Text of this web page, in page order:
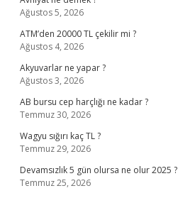
Ağustos 5, 2026
ATM’den 20000 TL çekilir mi ?
Ağustos 4, 2026
Akyuvarlar ne yapar ?
Ağustos 3, 2026
AB bursu cep harçlığı ne kadar ?
Temmuz 30, 2026
Wagyu sığırı kaç TL ?
Temmuz 29, 2026
Devamsızlık 5 gün olursa ne olur 2025 ?
Temmuz 25, 2026